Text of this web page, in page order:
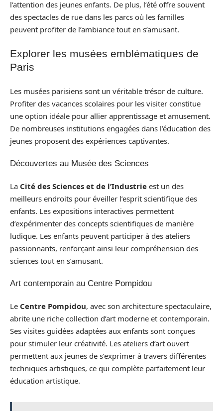
l’attention des jeunes enfants. De plus, l’été offre souvent
des spectacles de rue dans les parcs où les familles
peuvent profiter de l’ambiance tout en s’amusant.
Explorer les musées emblématiques de
Paris
Les musées parisiens sont un véritable trésor de culture.
Profiter des vacances scolaires pour les visiter constitue
une option idéale pour allier apprentissage et amusement.
De nombreuses institutions engagées dans l’éducation des
jeunes proposent des expériences captivantes.
Découvertes au Musée des Sciences
La Cité des Sciences et de l’Industrie est un des
meilleurs endroits pour éveiller l’esprit scientifique des
enfants. Les expositions interactives permettent
d’expérimenter des concepts scientifiques de manière
ludique. Les enfants peuvent participer à des ateliers
passionnants, renforçant ainsi leur compréhension des
sciences tout en s’amusant.
Art contemporain au Centre Pompidou
Le Centre Pompidou, avec son architecture spectaculaire,
abrite une riche collection d’art moderne et contemporain.
Ses visites guidées adaptées aux enfants sont conçues
pour stimuler leur créativité. Les ateliers d’art ouvert
permettent aux jeunes de s’exprimer à travers différentes
techniques artistiques, ce qui complète parfaitement leur
éducation artistique.